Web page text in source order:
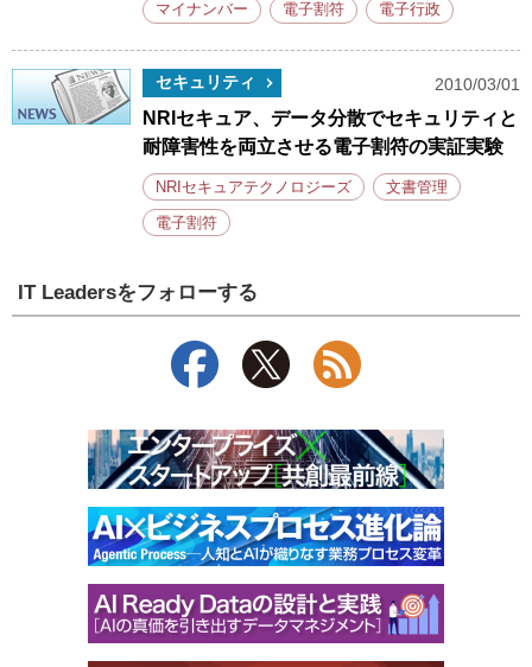
マイナンバー 電子割符 電子行政
セキュリティ 2010/03/01
NRIセキュア、データ分散でセキュリティと
耐障害性を両立させる電子割符の実証実験
NRIセキュアテクノロジーズ 文書管理
電子割符
IT Leadersをフォローする